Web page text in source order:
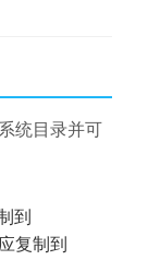
统目录并可
到
复制到